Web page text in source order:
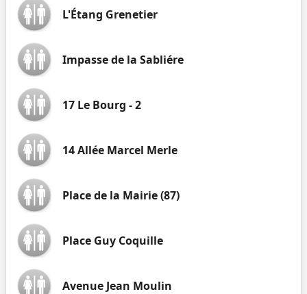
L'Étang Grenetier
Impasse de la Sabliére
17 Le Bourg - 2
14 Allée Marcel Merle
Place de la Mairie (87)
Place Guy Coquille
Avenue Jean Moulin